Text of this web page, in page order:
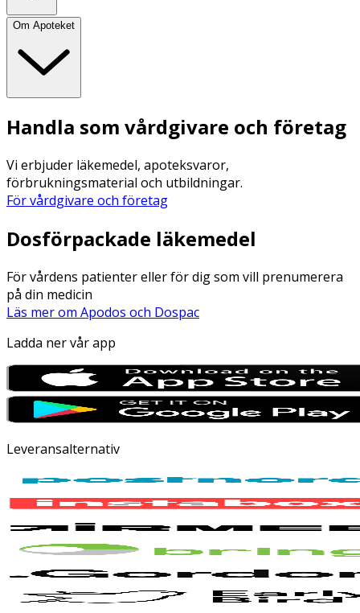
Om Apoteket
Handla som vårdgivare och företag
Vi erbjuder läkemedel, apoteksvaror,
förbrukningsmaterial och utbildningar.
För vårdgivare och företag
Dosförpackade läkemedel
För vårdens patienter eller för dig som vill prenumerera
på din medicin
Läs mer om Apodos och Dospac
Ladda ner vår app
Leveransalternativ